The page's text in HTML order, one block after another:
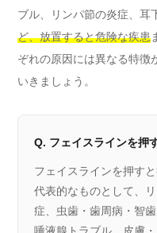
ブル、リンパ節の炎症、耳
ど、放置すると危険な疾患
ぞれの原因には異なる特徴
いきましょう。
Q. フェイスラインを押
フェイスラインを押す
代表的なものとして、
症、虫歯・歯周病・智